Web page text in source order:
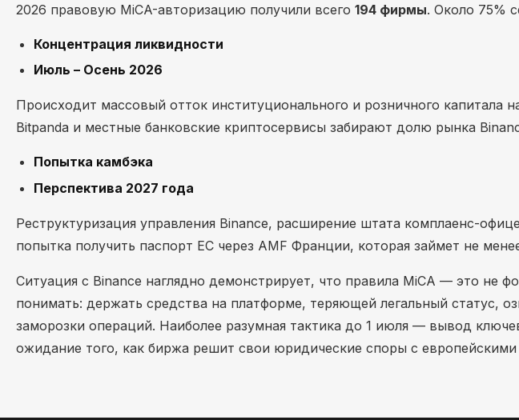
2026 правовую MiCA-авторизацию получили всего 194 фирмы. Около 75%
Концентрация ликвидности
Июль – Осень 2026
Происходит массовый отток институционального и розничного капитала
Bitpanda и местные банковские криптосервисы забирают долю рынка
Попытка камбэка
Перспектива 2027 года
Реструктуризация управления Binance, расширение штата комплаенс-
попытка получить паспорт ЕС через AMF Франции, которая займет не
Ситуация с Binance наглядно демонстрирует, что правила MiCA — это не
понимать: держать средства на платформе, теряющей легальный статус,
заморозки операций. Наиболее разумная тактика до 1 июля — вывод
ожидание того, как биржа решит свои юридические споры с европейскими